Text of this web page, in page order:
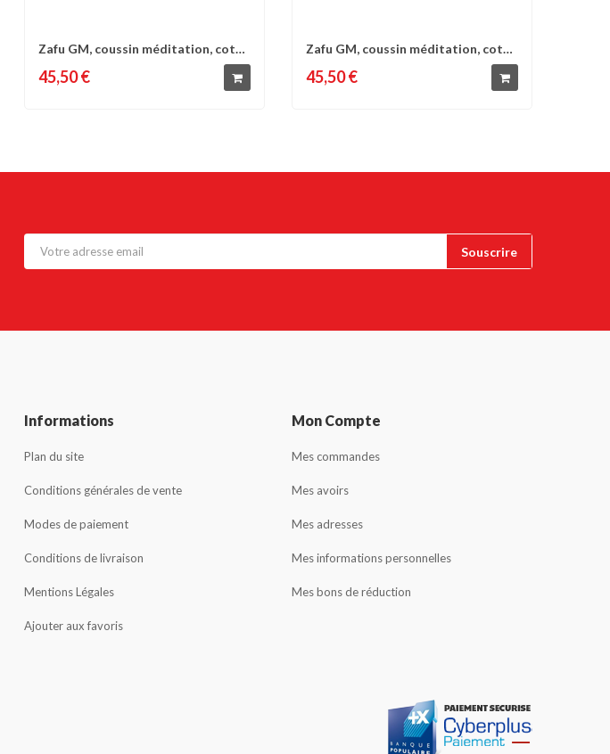
Comparer Liste d'envies
Zafu GM, coussin méditation, coton
45,50 €
Comparer Liste d'envies
Zafu GM, coussin méditation, coton
45,50 €
Informations
Plan du site
Conditions générales de vente
Modes de paiement
Conditions de livraison
Mentions Légales
Ajouter aux favoris
Mon Compte
Mes commandes
Mes avoirs
Mes adresses
Mes informations personnelles
Mes bons de réduction